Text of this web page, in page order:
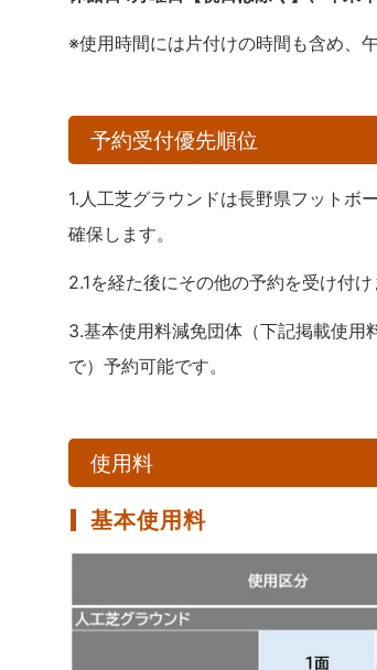
※使用時間には片付けの時間も含め、
予約受付優先順位
1.人工芝グラウンドは長野県フットボ
確保します。
2.1を経た後にその他の予約を受け付け
3.基本使用料減免団体（下記掲載使用
で）予約可能です。
使用料
基本使用料